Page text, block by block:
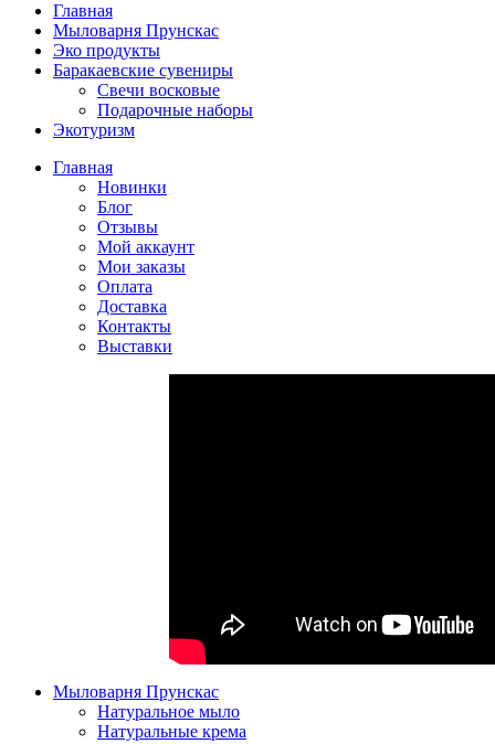
Главная
Мыловарня Прунскас
Эко продукты
Баракаевские сувениры
Свечи восковые
Подарочные наборы
Экотуризм
Главная
Новинки
Блог
Отзывы
Мой аккаунт
Мои заказы
Оплата
Доставка
Контакты
Выставки
Мыловарня Прунскас
Натуральное мыло
Натуральные крема